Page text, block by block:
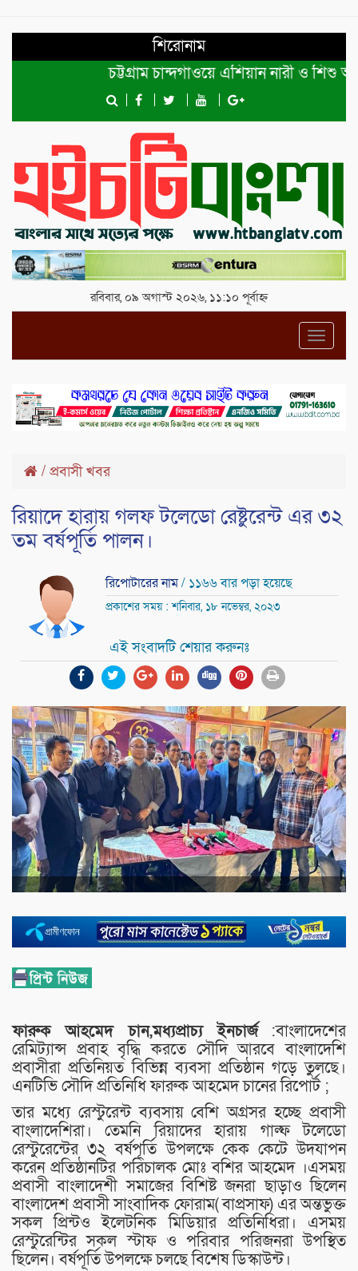
শিরোনাম
চট্টগ্রাম চান্দগাঁওয়ে এশিয়ান নারী ও শিশু
রবিবার, ০৯ অগাস্ট ২০২৬, ১১:১০ পূর্বাহ্ন
/ প্রবাসী খবর
রিয়াদে হারায় গলফ টলেডো রেষ্টুরেন্ট এর ৩২
তম বর্ষপূর্তি পালন।
রিপোটারের নাম/ ১১৬৬ বার পড়া হয়েছে
প্রকাশের সময় : শনিবার, ১৮ নভেম্বর, ২০২৩
এই সংবাদটি শেয়ার করুনঃ
ফারুক আহমেদ চান,মধ্যপ্রাচ্য ইনচার্জ:বাংলাদেশের
রেমিট্যান্স প্রবাহ বৃদ্ধি করতে সৌদি আরবে বাংলাদেশি
প্রবাসীরা প্রতিনিয়ত বিভিন্ন ব্যবসা প্রতিষ্ঠান গড়ে তুলছে।
এনটিভি সৌদি প্রতিনিধি ফারুক আহমেদ চানের রিপোর্ট ;
তার মধ্যে রেস্টুরেন্ট ব্যবসায় বেশি অগ্রসর হচ্ছে প্রবাসী
বাংলাদেশিরা। তেমনি রিয়াদের হারায় গাল্ফ টলেডো
রেস্টুরেন্টের ৩২ বর্ষপূর্তি উপলক্ষে কেক কেটে উদযাপন
করেন প্রতিষ্ঠানটির পরিচালক মোঃ বশির আহমেদ ।এসময়
প্রবাসী বাংলাদেশী সমাজের বিশিষ্ট জনরা ছাড়াও ছিলেন
বাংলাদেশ প্রবাসী সাংবাদিক ফোরাম( বাপ্রসাফ) এর অন্তভুক্ত
সকল প্রিন্টও ইলেটনিক মিডিয়ার প্রতিনিধিরা। এসময়
রেস্টুরেন্টির সকল স্টাফ ও পরিবার পরিজনরা উপস্থিত
ছিলেন। বর্ষপূর্তি উপলক্ষে চলছে বিশেষ ডিস্কাউন্ট।